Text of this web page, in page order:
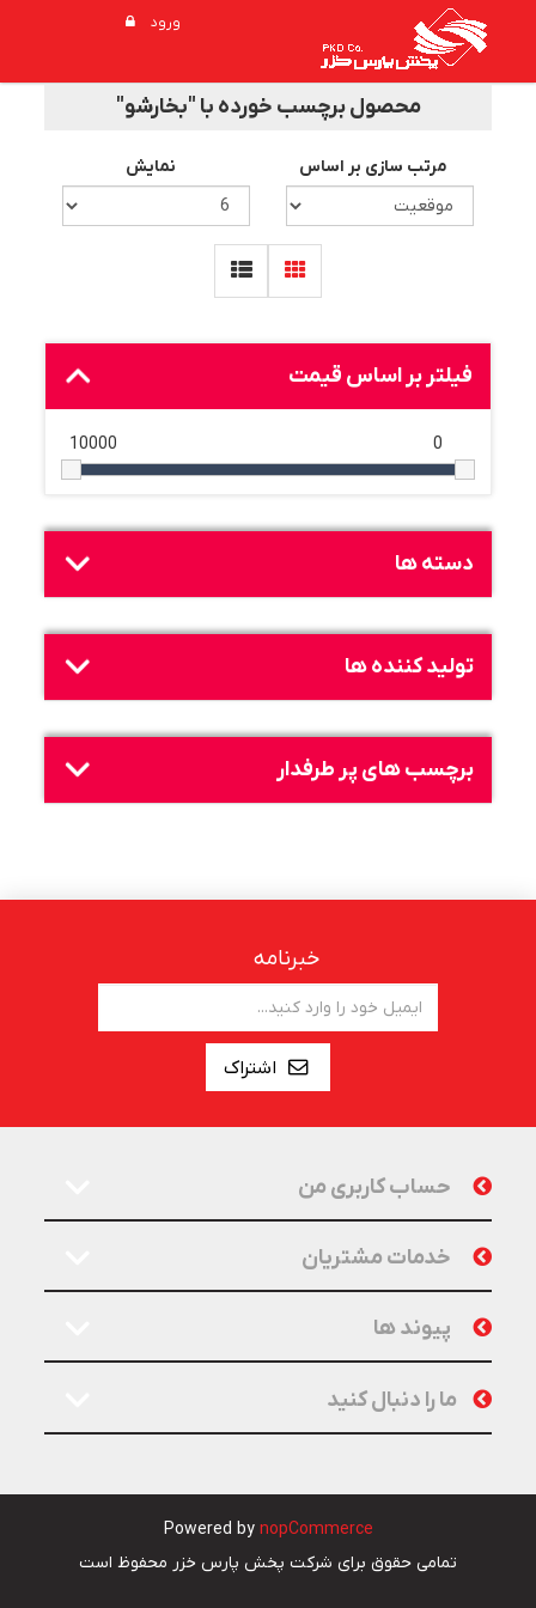
ورود
محصول برچسب خورده با "بخارشو"
مرتب سازی بر اساس نمایش
فیلتر بر اساس قیمت
0
10000
دسته ها
تولید کننده ها
برچسب های پر طرفدار
خبرنامه
اشتراک
حساب کاربری من
خدمات مشتریان
پیوند ها
ما را دنبال کنید
Powered by nopCommerce
تمامی حقوق برای شرکت پخش پارس خزر محفوظ است